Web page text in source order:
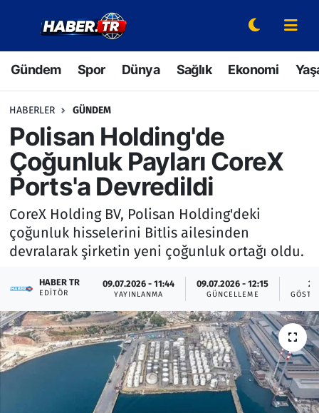
Gündem Spor Dünya Sağlık Ekonomi
HABERLER GÜNDEM
Polisan Holding'de
Çoğunluk Payları CoreX
Ports'a Devredildi
CoreX Holding BV, Polisan Holding'deki
çoğunluk hisselerini Bitlis ailesinden
devralarak şirketin yeni çoğunluk ortağı oldu.
HABER TR
EDITÖR
09.07.2026 - 11:44
YAYINLANMA
09.07.2026 - 12:15
GÜNCELLEME
2
Gündem
Spor
Dünya
Sağlık
Ekonomi
Yaşam
Bilim ve Teknoloji
Çevre & Doğa
Hava Durumu
Trafik Durumu
Süper Lig Puan Durumu ve Fikstür
Tüm Manşetler
Son Dakika Haberleri
Haber Arşivi